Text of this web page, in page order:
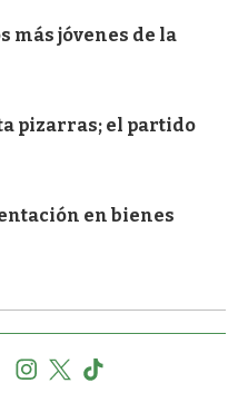
más jóvenes de la
pizarras; el partido
en bienes